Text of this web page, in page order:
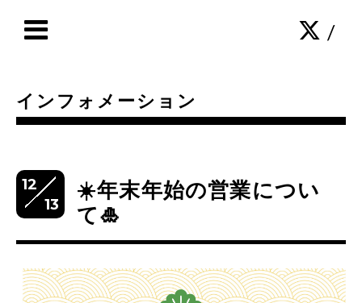
/
インフォメーション
12
13
☀️年末年始の営業につい
て🎍